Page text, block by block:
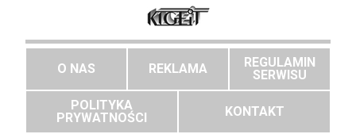
O NAS REKLAMA
REGULAMIN
SERWISU
POLITYKA
PRYWATNOŚCI
KONTAKT